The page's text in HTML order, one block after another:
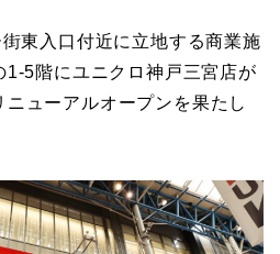
東入口付近に立地する商業施
5階にユニクロ神戸三宮店が
ューアルオープンを果たし